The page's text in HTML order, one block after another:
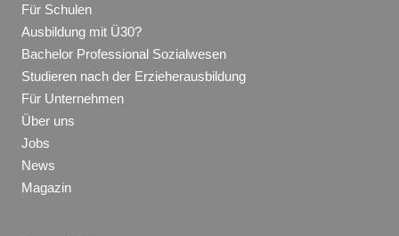
Für Schulen
Ausbildung mit Ü30?
Bachelor Professional Sozialwesen
Studieren nach der Erzieherausbildung
Für Unternehmen
Über uns
Jobs
News
Magazin